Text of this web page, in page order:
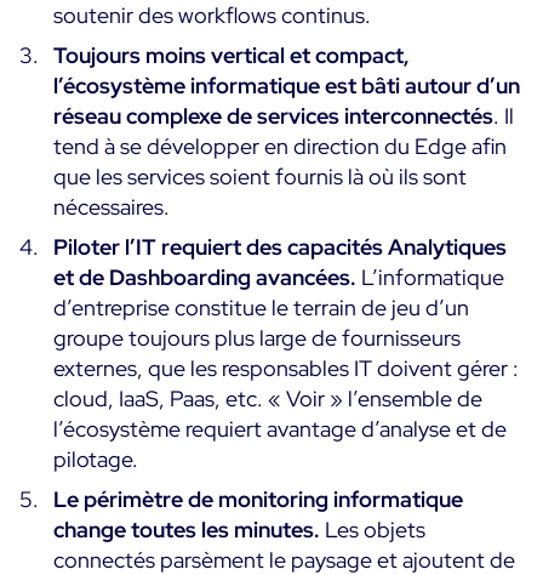
Centreon Log Management
Centreon Experience Monitoring
Open Source Support Login
English
soutenir des workflows continus.
Toujours moins vertical et compact,
l’écosystème informatique est bâti autour d’un
réseau complexe de services interconnectés. Il
tend à se développer en direction du Edge afin
que les services soient fournis là où ils sont
nécessaires.
Piloter l’IT requiert des capacités Analytiques
et de Dashboarding avancées. L’informatique
d’entreprise constitue le terrain de jeu d’un
groupe toujours plus large de fournisseurs
externes, que les responsables IT doivent gérer :
cloud, IaaS, Paas, etc. « Voir » l’ensemble de
l’écosystème requiert avantage d’analyse et de
pilotage.
Le périmètre de monitoring informatique
change toutes les minutes. Les objets
connectés parsèment le paysage et ajoutent de